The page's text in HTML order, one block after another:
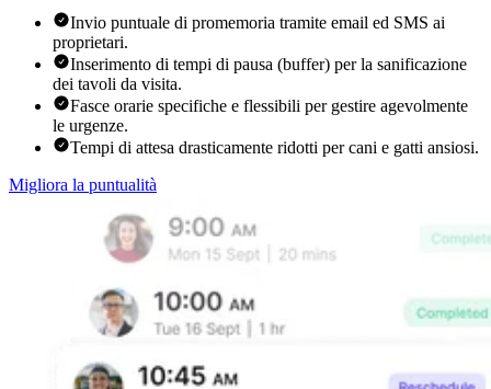
Invio puntuale di promemoria tramite email ed SMS ai
proprietari.
Inserimento di tempi di pausa (buffer) per la sanificazione
dei tavoli da visita.
Fasce orarie specifiche e flessibili per gestire agevolmente
le urgenze.
Tempi di attesa drasticamente ridotti per cani e gatti ansiosi.
Migliora la puntualità